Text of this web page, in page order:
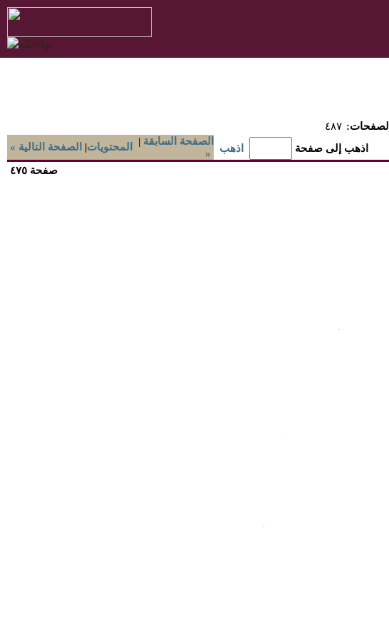
٤٨٧ :الصفحات
« الصفحة التالية
|المحتويات | الصفحة السابقة
»
اذهب إلى صفحة اذهب